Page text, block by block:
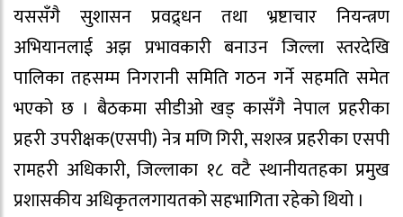
यससँगै सुशासन प्रवद्र्धन तथा भ्रष्टाचार नियन्त्रण
अभियानलाई अझ प्रभावकारी बनाउन जिल्ला स्तरदेखि
पालिका तहसम्म निगरानी समिति गठन गर्ने सहमति समेत
भएको छ । बैठकमा सीडीओ खड् कासँगै नेपाल प्रहरीका
प्रहरी उपरीक्षक(एसपी) नेत्र मणि गिरी, सशस्त्र प्रहरीका एसपी
रामहरी अधिकारी, जिल्लाका १८ वटै स्थानीयतहका प्रमुख
प्रशासकीय अधिकृतलगायतको सहभागिता रहेको थियो ।